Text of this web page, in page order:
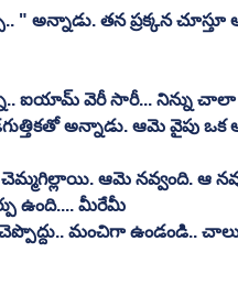
" అన్నాడు. తన ప్రక్కన
నిన్ను చాలా చాలా బాధ
అన్నాడు. ఆమె వైపు
ఉంది.... మీరేమీ
మంచిగా ఉండండి..